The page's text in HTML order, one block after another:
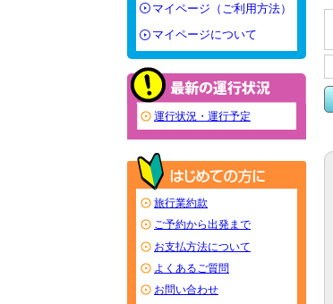
マイページ（ご利用方法）
マイページについて
運行状況・運行予定
旅行業約款
ご予約から出発まで
お支払方法について
よくあるご質問
お問い合わせ